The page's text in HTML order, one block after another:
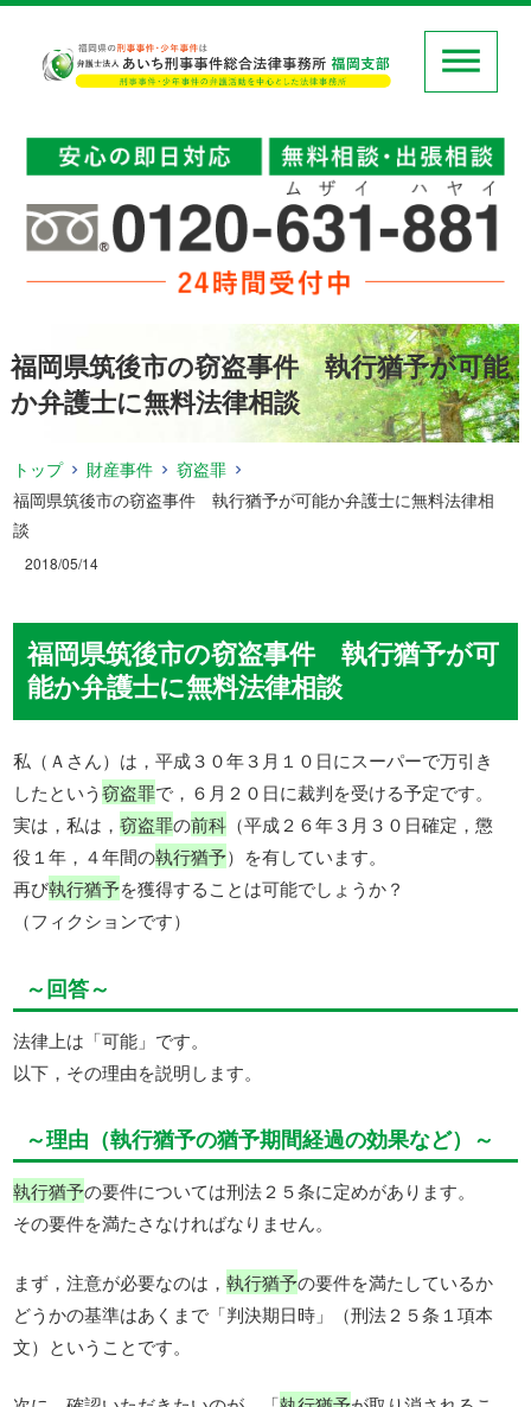
福岡県筑後市の窃盗事件 執行猶予が可能
か弁護士に無料法律相談
トップ 財産事件
窃盗罪
福岡県筑後市の窃盗事件 執行猶予が可能か弁護士に無料法律相
談
2018/05/14
福岡県筑後市の窃盗事件 執行猶予が可
能か弁護士に無料法律相談
私（Ａさん）は，平成３０年３月１０日にスーパーで万引き
したという窃盗罪で，６月２０日に裁判を受ける予定です。
実は，私は，窃盗罪の前科 （平成２６年３月３０日確定，懲
役１年，４年間の執行猶予）を有しています。
再び執行猶予を獲得することは可能でしょうか？
（フィクションです）
～回答～
法律上は「可能」です。
以下，その理由を説明します。
～理由（執行猶予の猶予期間経過の効果など）～
執行猶予の要件については刑法２５条に定めがあります。
その要件を満たさなければなりません。
まず，注意が必要なのは，執行猶予の要件を満たしているか
どうかの基準はあくまで「判決期日時」（刑法２５条１項本
文）ということです。